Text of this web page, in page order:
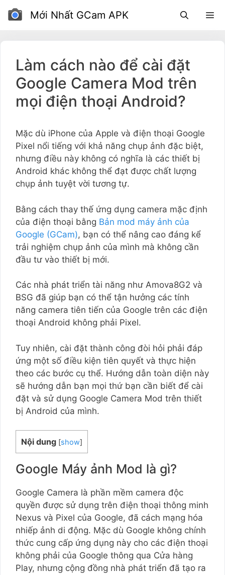
để
dung
Mới Nhất GCam APK
Làm cách nào để cài đặt
Google Camera Mod trên
mọi điện thoại Android?
Mặc dù iPhone của Apple và điện thoại Google
Pixel nổi tiếng với khả năng chụp ảnh đặc biệt,
nhưng điều này không có nghĩa là các thiết bị
Android khác không thể đạt được chất lượng
chụp ảnh tuyệt vời tương tự.
Bằng cách thay thế ứng dụng camera mặc định
của điện thoại bằng Bản mod máy ảnh của
Google (GCam), bạn có thể nâng cao đáng kể
trải nghiệm chụp ảnh của mình mà không cần
đầu tư vào thiết bị mới.
Các nhà phát triển tài năng như Amova8G2 và
BSG đã giúp bạn có thể tận hưởng các tính
năng camera tiên tiến của Google trên các điện
thoại Android không phải Pixel.
Tuy nhiên, cài đặt thành công đòi hỏi phải đáp
ứng một số điều kiện tiên quyết và thực hiện
theo các bước cụ thể. Hướng dẫn toàn diện này
sẽ hướng dẫn bạn mọi thứ bạn cần biết để cài
đặt và sử dụng Google Camera Mod trên thiết
bị Android của mình.
Nội dung [show]
Google Máy ảnh Mod là gì?
Google Camera là phần mềm camera độc
quyền được sử dụng trên điện thoại thông minh
Nexus và Pixel của Google, đã cách mạng hóa
nhiếp ảnh di động. Mặc dù Google không chính
thức cung cấp ứng dụng này cho các điện thoại
không phải của Google thông qua Cửa hàng
Play, nhưng cộng đồng nhà phát triển đã tạo ra